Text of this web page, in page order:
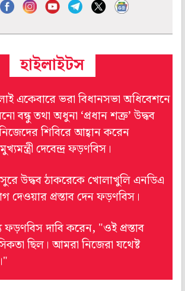
হাইলাইটস
একেবারে ভরা বিধানসভা অধিবেশনে
বন্ধু তথা অধুনা ‘প্রধান শত্রু’ উদ্ধব
শিবিরে আহ্বান করেন
দেবেন্দ্র ফড়ণবিস।
উদ্ধব ঠাকরেকে খোলাখুলি এনডিএ
দেওয়ার প্রস্তাব দেন ফড়ণবিস।
দাবি করেন, "ওই প্রস্তাব
ছিল। আমরা নিজেরা যথেষ্ট